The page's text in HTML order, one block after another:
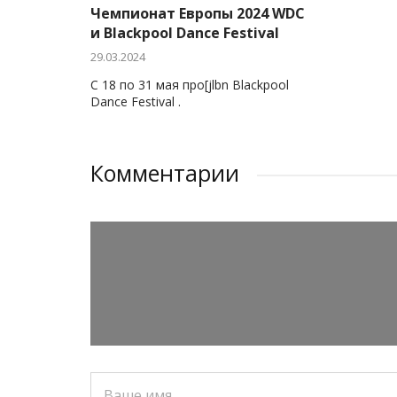
Чемпионат Европы 2024 WDC
и Blackpool Dance Festival
29.03.2024
С 18 по 31 мая про[jlbn Blackpool
Dance Festival .
Комментарии